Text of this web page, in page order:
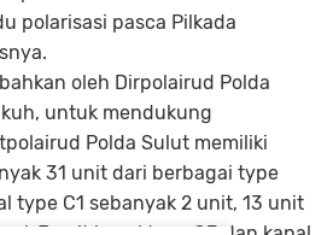
polarisasi pasca Pilkada
oleh Dirpolairud Polda
untuk mendukung
Polda Sulut memiliki
31 unit dari berbagai type
type C1 sebanyak 2 unit, 13 unit